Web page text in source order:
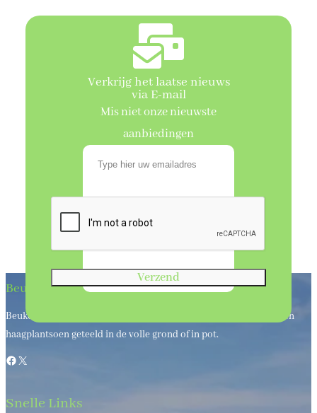
Verkrijg het laatse nieuws
via E-mail
Mis niet onze nieuwste
aanbiedingen
Verzend
Beukenhaagkwekerij
Beukenhaagkwekerij al meer dan 50 jaar uw leverancier van bos en
haagplantsoen geteeld in de volle grond of in pot.
Facebook
X
Snelle Links